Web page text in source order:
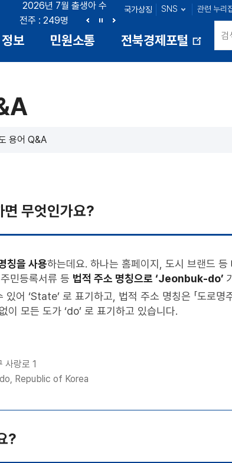
2026년 7월 출생아 수
전주 : 249명 군산 : 89명
이
전
국가상징 SNS 관련 누리
보 민원소통
전북경제포털
용어 Q&A
면 무엇인가요?
칭을 사용하는데요. 하나는 홈페이지, 도시 브랜드 등
민등록서류 등 법적 주소 명칭으로 ‘Jeonbuk-do’
‘State’ 로 표기하고, 법적 주소 명칭은 「도로명주소
이 모든 도가 ‘do’ 로 표기하고 있습니다.
사랑로 1
Republic of Korea
?